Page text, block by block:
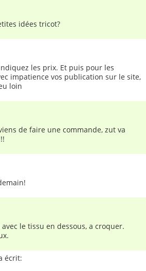
idées tricot?
les prix. Et puis pour les
impatience vos publication sur le site,
loin
de faire une commande, zut va
avec le tissu en dessous, a croquer.
écrit: